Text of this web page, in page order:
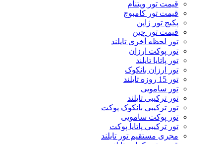
قیمت تور ویتنام
قیمت تور کامبوج
پکیج تور ژاپن
قیمت تور چین
تور لحظه آخری تایلند
تور پوکت ارزان
تور پاتايا تايلند
تور ارزان بانکوک
تور 15 روزه تایلند
تور سامویی
تور ترکیبی تایلند
تور ترکیبی بانکوک پوکت
تور پوکت سامویی
تور ترکیبی پاتایا پوکت
مجری مستقیم تور تایلند